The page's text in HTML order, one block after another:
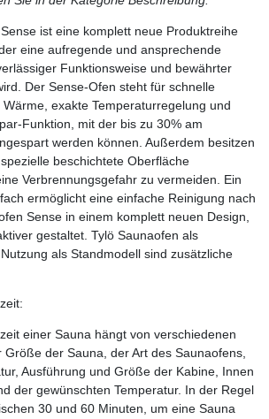
ist eine komplett neue Produktreihe
eine aufregende und ansprechende
Funktionsweise und bewährter
Der Sense-Ofen steht für schnelle
exakte Temperaturregelung und
Funktion, mit der bis zu 30% am
werden können. Außerdem besitzen
beschichtete Oberfläche
Verbrennungsgefahr zu vermeiden. Ein
ermöglicht eine einfache Reinigung nach
Sense in einem komplett neuen Design,
gestaltet. Tylö Saunaofen als
als Standmodell sind zusätzliche
einer Sauna hängt von verschiedenen
der Sauna, der Art des Saunaofens,
Ausführung und Größe der Kabine, Innen
der gewünschten Temperatur. In der Regel
30 und 60 Minuten, um eine Sauna